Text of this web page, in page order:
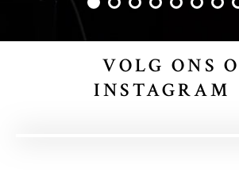
VOLG ONS
INSTAGRAM